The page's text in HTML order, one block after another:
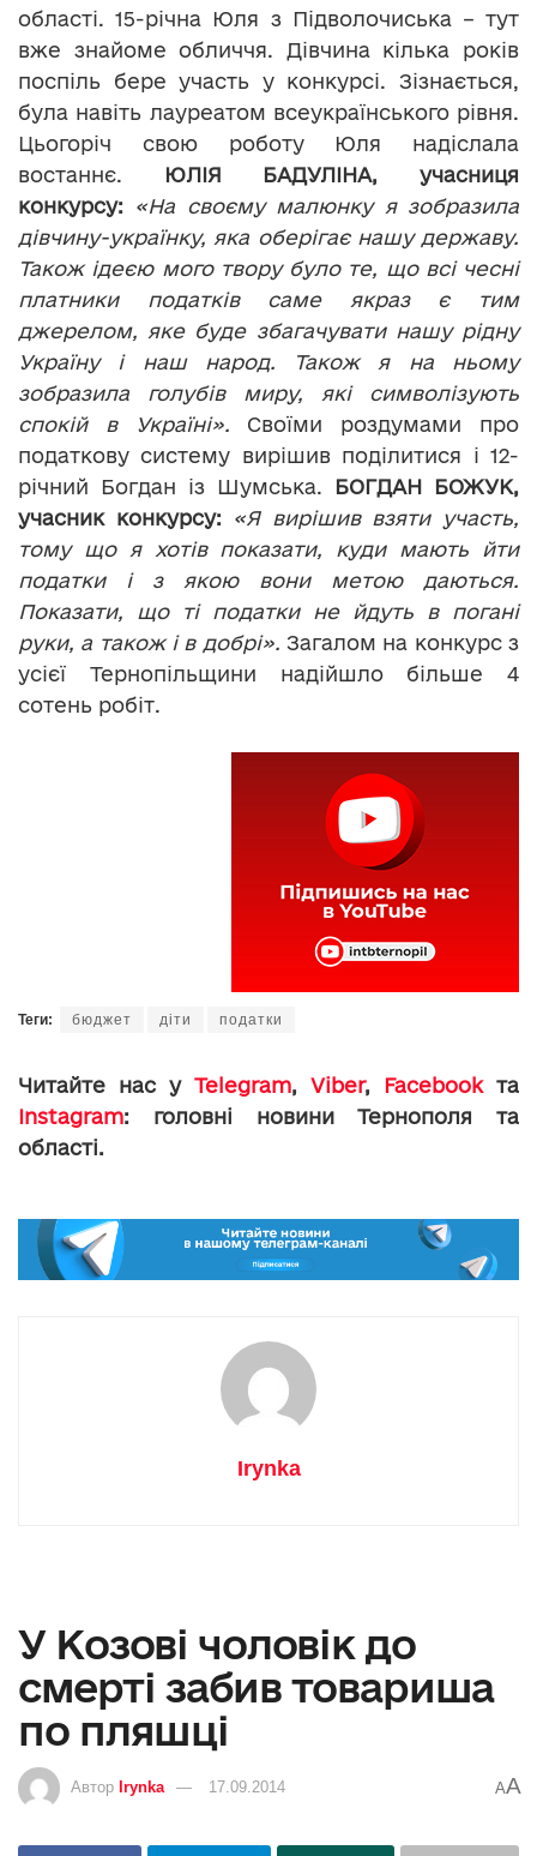
області. 15-річна Юля з Підволочиська – тут
вже знайоме обличчя. Дівчина кілька років
поспіль бере участь у конкурсі. Зізнається,
була навіть лауреатом всеукраїнського рівня.
Цьогоріч свою роботу Юля надіслала
востаннє. ЮЛІЯ БАДУЛІНА, учасниця
конкурсу:
«На своєму малюнку я зобразила
дівчину-українку, яка оберігає нашу державу.
Також ідеєю мого твору було те, що всі чесні
платники податків саме якраз є тим
джерелом, яке буде збагачувати нашу рідну
Україну і наш народ. Також я на ньому
зобразила голубів миру, які символізують
спокій в Україні». Своїми роздумами про
податкову систему вирішив поділитися і 12-
річний Богдан із Шумська. БОГДАН БОЖУК,
учасник конкурсу:
«Я вирішив взяти участь,
тому що я хотів показати, куди мають йти
податки і з якою вони метою даються.
Показати, що ті податки не йдуть в погані
руки, а також і в добрі». Загалом на конкурс з
усієї Тернопільщини надійшло більше 4
сотень робіт.
Теги: бюджет діти податки
Читайте нас у Telegram, Viber, Facebookта
Instagram: головні новини Тернополя та
області.
Irynka
У Козові чоловік до
смерті забив товариша
по пляшці
Автор Irynka 17.09.2014 AA